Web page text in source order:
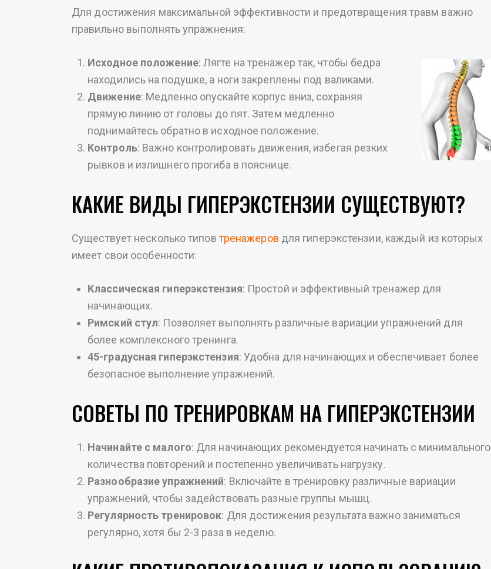
Для достижения максимальной эффективности и предотвращения травм важно
правильно выполнять упражнения:
Исходное положение: Лягте на тренажер так, чтобы бедра
находились на подушке, а ноги закреплены под валиками.
Движение: Медленно опускайте корпус вниз, сохраняя
прямую линию от головы до пят. Затем медленно
поднимайтесь обратно в исходное положение.
Контроль: Важно контролировать движения, избегая резких
рывков и излишнего прогиба в пояснице.
КАКИЕ ВИДЫ ГИПЕРЭКСТЕНЗИИ СУЩЕСТВУЮТ?
Существует несколько типовтренажеров для гиперэкстензии, каждый из которых
имеет свои особенности:
Классическая гиперэкстензия: Простой и эффективный тренажер для
начинающих.
Римский стул: Позволяет выполнять различные вариации упражнений для
более комплексного тренинга.
45-градусная гиперэкстензия: Удобна для начинающих и обеспечивает более
безопасное выполнение упражнений.
СОВЕТЫ ПО ТРЕНИРОВКАМ НА ГИПЕРЭКСТЕНЗИИ
Начинайте с малого: Для начинающих рекомендуется начинать с минимального
количества повторений и постепенно увеличивать нагрузку.
Разнообразие упражнений: Включайте в тренировку различные вариации
упражнений, чтобы задействовать разные группы мышц.
Регулярность тренировок: Для достижения результата важно заниматься
регулярно, хотя бы 2-3 раза в неделю.